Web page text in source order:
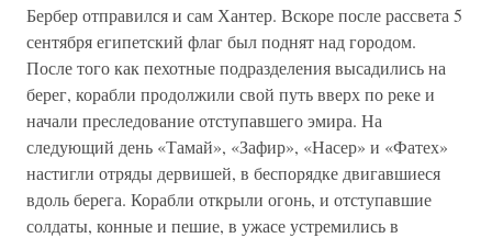
Бербер отправился и сам Хантер. Вскоре после рассвета 5
сентября египетский флаг был поднят над городом.
После того как пехотные подразделения высадились на
берег, корабли продолжили свой путь вверх по реке и
начали преследование отступавшего эмира. На
следующий день «Тамай», «Зафир», «Насер» и «Фатех»
настигли отряды дервишей, в беспорядке двигавшиеся
вдоль берега. Корабли открыли огонь, и отступавшие
солдаты, конные и пешие, в ужасе устремились в